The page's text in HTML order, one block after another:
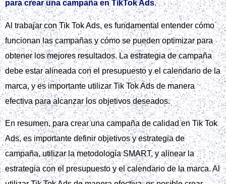
necesidades de cada marca.
Para obtener más información sobre las mejores prácticas
para crear campañas de Tik tok ads, se puede visitar el sitio
web oficial deTikTok Ads. Allí, se pueden encontrar
recursos y guías detalladas para ayudar a los anunciantes a
crear campañas efectivas y alcanzar sus objetivos.
En resumen, los Tik tok ads son una herramienta poderosa
para las marcas que desean expandir su alcance y llegar a
una audiencia amplia y diversa. Con los diferentes formatos
de anuncios y las métricas de costos, los anunciantes
pueden crear campañas personalizadas y efectivas. Los Tik